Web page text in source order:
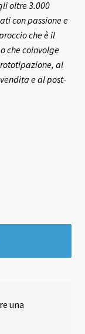
oltre 3.000
con passione e
che è il
che coinvolge
al
e al post-
una